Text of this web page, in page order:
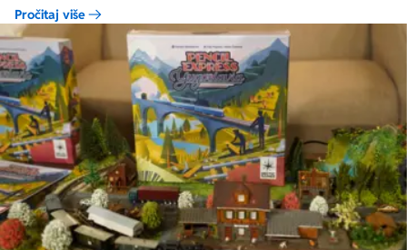
svim Delfi knjižarama.
Pročitaj više